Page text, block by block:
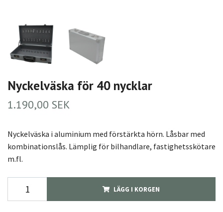
Nyckelväska för 40 nycklar
1.190,00 SEK
Nyckelväska i aluminium med förstärkta hörn. Låsbar med
kombinationslås. Lämplig för bilhandlare, fastighetsskötare
m.fl.
LÄGG I KORGEN